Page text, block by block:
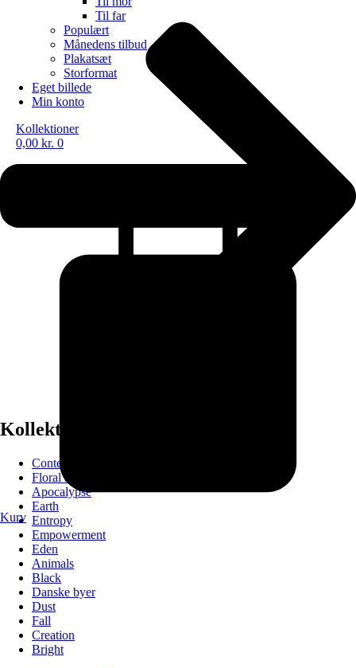
Til far
Populært
Månedens tilbud
Plakatsæt
Storformat
Eget billede
Min konto
Kollektioner
0,00 kr. 0
Kurv
Kollektioner
Contemporary Art
Floral animals
Apocalypse
Earth
Entropy
Empowerment
Eden
Animals
Black
Danske byer
Dust
Fall
Creation
Bright